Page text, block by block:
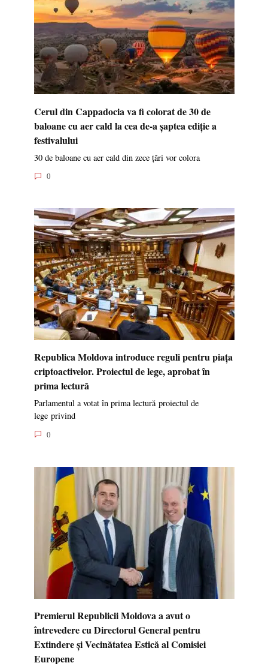
Cerul din Cappadocia va fi colorat de 30 de
baloane cu aer cald la cea de-a șaptea ediție a
festivalului
30 de baloane cu aer cald din zece țări vor colora
0
Republica Moldova introduce reguli pentru piața
criptoactivelor. Proiectul de lege, aprobat în
prima lectură
Parlamentul a votat în prima lectură proiectul de
lege privind
0
Premierul Republicii Moldova a avut o
întrevedere cu Directorul General pentru
Extindere și Vecinătatea Estică al Comisiei
Europene